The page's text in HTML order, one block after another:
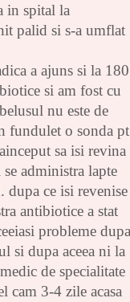
in spital la
palid si s-a umflat
a ajuns si la 180
si am fost cu
nu este de
fundulet o sonda pt
sa isi revina
administra lapte
dupa ce isi revenise
antibiotice a stat
probleme dupa
si dupa aceea ni la
de specialitate
cam 3-4 zile acasa